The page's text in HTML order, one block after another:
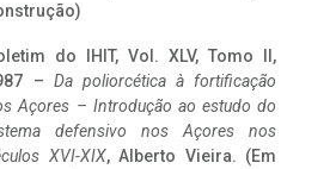
do IHIT, Vol. XLV, Tomo II,
– Da poliorcética à fortificação
Açores – Introdução ao estudo do
defensivo nos Açores nos
XVI-XIX, Alberto Vieira. (Em